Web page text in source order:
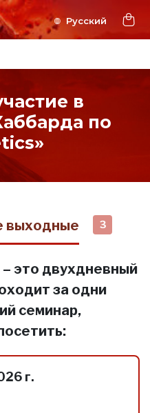
в
по
выходные 3
это двухдневный
за одни
семинар,
г.